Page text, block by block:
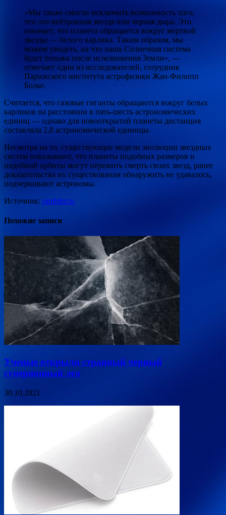
«Мы также смогли исключить возможность того,
что это нейтронная звезда или черная дыра. Это
означает, что планета обращается вокруг мертвой
звезды — белого карлика. Таким образом, мы
можем увидеть, на что наша Солнечная система
будет похожа после исчезновения Земли», —
отмечает один из исследователей, сотрудник
Парижского института астрофизики Жан-Филипп
Болье.
Считается, что газовые гиганты обращаются вокруг белых
карликов на расстоянии в пять-шесть астрономических
единиц — однако для новооткрытой планеты дистанция
составляла 2,8 астрономической единицы.
Несмотря на то, существующие модели эволюции звездных
систем показывают, что планеты подобных размеров и
подобной орбиты могут пережить смерть своих звезд, ранее
доказательства их существования обнаружить не удавалось,
подчеркивают астрономы.
Источник: rambler.ru
Похожие записи
Ученые открыли странный черный
суперионный лед
30.10.2021